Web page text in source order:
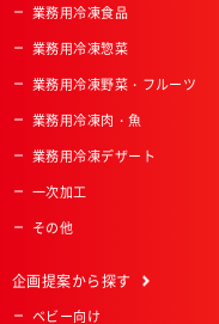
業務用冷凍食品
業務用冷凍惣菜
業務用冷凍野菜・フルーツ
業務用冷凍肉・魚
業務用冷凍デザート
一次加工
その他
企画提案から探す
ベビー向け